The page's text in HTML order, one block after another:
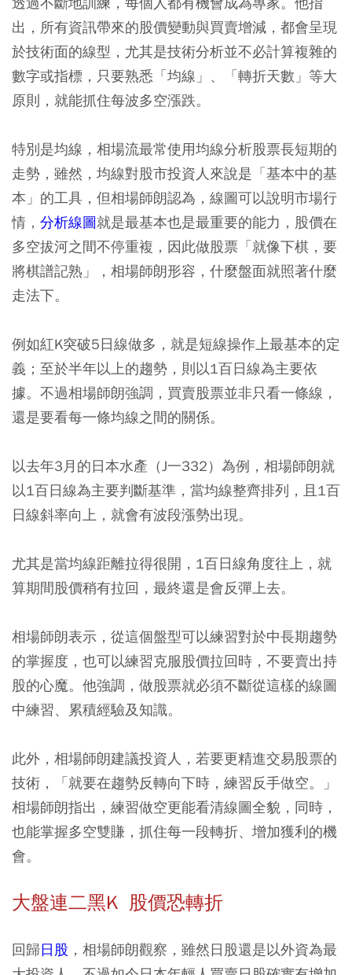
出，所有資訊帶來的股價變動與買賣增減，都會呈現
於技術面的線型，尤其是技術分析並不必計算複雜的
數字或指標，只要熟悉「均線」、「轉折天數」等大
原則，就能抓住每波多空漲跌。
特別是均線，相場流最常使用均線分析股票長短期的
走勢，雖然，均線對股市投資人來說是「基本中的基
本」的工具，但相場師朗認為，線圖可以說明市場行
情， 分析線圖就是最基本也是最重要的能力，股價在
多空拔河之間不停重複，因此做股票「就像下棋，要
將棋譜記熟」，相場師朗形容，什麼盤面就照著什麼
走法下。
例如紅K突破5日線做多，就是短線操作上最基本的定
義；至於半年以上的趨勢，則以1百日線為主要依
據。不過相場師朗強調，買賣股票並非只看一條線，
還是要看每一條均線之間的關係。
以去年3月的日本水產（J一332）為例，相場師朗就
以1百日線為主要判斷基準，當均線整齊排列，且1百
日線斜率向上，就會有波段漲勢出現。
尤其是當均線距離拉得很開，1百日線角度往上，就
算期間股價稍有拉回，最終還是會反彈上去。
相場師朗表示，從這個盤型可以練習對於中長期趨勢
的掌握度，也可以練習克服股價拉回時，不要賣出持
股的心魔。他強調，做股票就必須不斷從這樣的線圖
中練習、累積經驗及知識。
此外，相場師朗建議投資人，若要更精進交易股票的
技術，「就要在趨勢反轉向下時，練習反手做空。」
相場師朗指出，練習做空更能看清線圖全貌，同時，
也能掌握多空雙賺，抓住每一段轉折、增加獲利的機
會。
大盤連二黑K 股價恐轉折
回歸日股 ，相場師朗觀察，雖然日股還是以外資為最